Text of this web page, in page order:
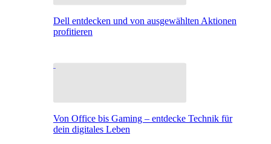
Dell entdecken und von ausgewählten Aktionen
profitieren
Von Office bis Gaming – entdecke Technik für
dein digitales Leben